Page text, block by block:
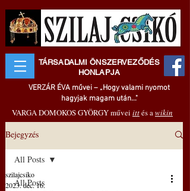
TÁRSADALMI ÖNSZERVEZŐDÉS
HONLAPJA
VERZÁR ÉVA művei – „Hogy valami nyomot
hagyjak magam után..."
VARGA DOMOKOS GYÖRGY művei ittés awikin
Bejegyzés
All Posts
All Posts
szilajcsiko
2023. dec. 16.